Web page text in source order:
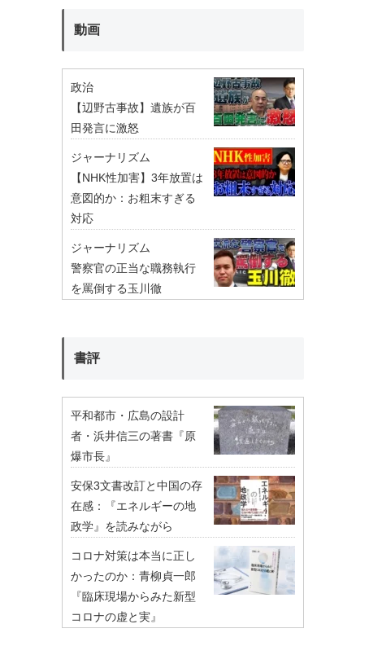
動画
政治
【辺野古事故】遺族が百
田発言に激怒
ジャーナリズム
【NHK性加害】3年放置は
意図的か：お粗末すぎる
対応
ジャーナリズム
警察官の正当な職務執行
を罵倒する玉川徹
書評
平和都市・広島の設計
者・浜井信三の著書『原
爆市長』
安保3文書改訂と中国の存
在感：『エネルギーの地
政学』を読みながら
コロナ対策は本当に正し
かったのか：青柳貞一郎
『臨床現場からみた新型
コロナの虚と実』